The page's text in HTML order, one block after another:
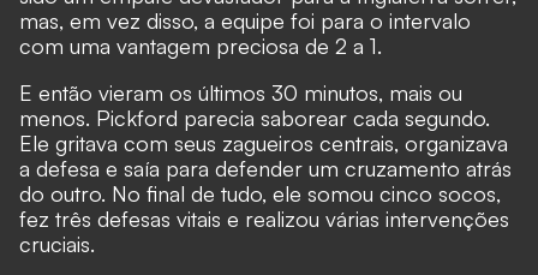
mas, em vez disso, a equipe foi para o intervalo
com uma vantagem preciosa de 2 a 1.
E então vieram os últimos 30 minutos, mais ou
menos. Pickford parecia saborear cada segundo.
Ele gritava com seus zagueiros centrais, organizava
a defesa e saía para defender um cruzamento atrás
do outro. No final de tudo, ele somou cinco socos,
fez três defesas vitais e realizou várias intervenções
cruciais.